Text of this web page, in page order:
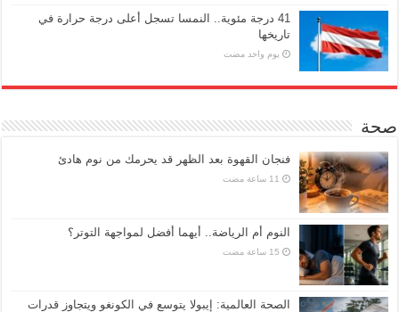
41 درجة مئوية.. النمسا تسجل أعلى درجة حرارة في
تاريخها
‏يوم واحد مضت
صحة
فنجان القهوة بعد الظهر قد يحرمك من نوم هادئ
النوم أم الرياضة.. أيهما أفضل لمواجهة التوتر؟
الصحة العالمية: إيبولا يتوسع في الكونغو ويتجاوز قدرات